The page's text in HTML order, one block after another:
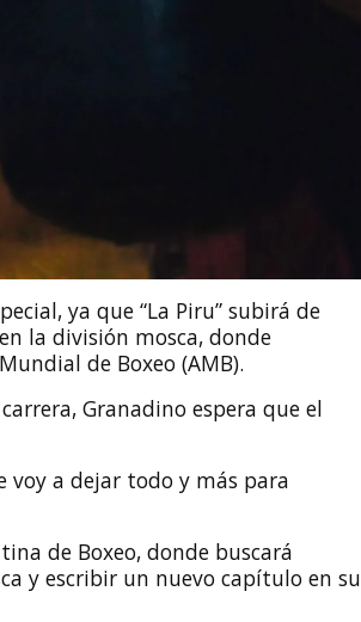
ya que “La Piru” subirá de
la división mosca, donde
de Boxeo (AMB).
Granadino espera que el
voy a dejar todo y más para
de Boxeo, donde buscará
y escribir un nuevo capítulo en su